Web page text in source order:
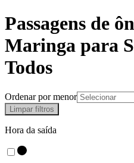
Passagens de
Maringa para
Todos
Ordenar por menor
Limpar filtros
Hora da saída